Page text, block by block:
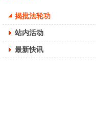
揭批法轮功
站内活动
最新快讯